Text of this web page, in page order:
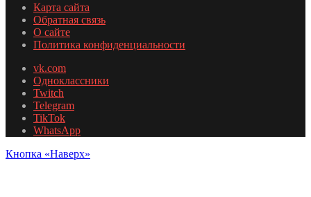
Карта сайта
Обратная связь
О сайте
Политика конфиденциальности
vk.com
Одноклассники
Twitch
Telegram
TikTok
WhatsApp
Кнопка «Наверх»